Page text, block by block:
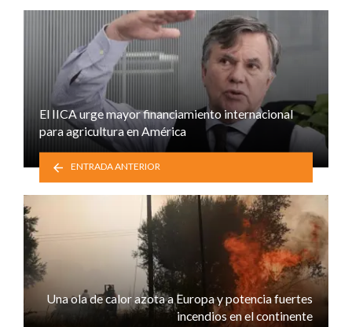
El IICA urge mayor financiamiento internacional
para agricultura en América
ENTRADA ANTERIOR
Una ola de calor azota a Europa y potencia fuertes
incendios en el continente